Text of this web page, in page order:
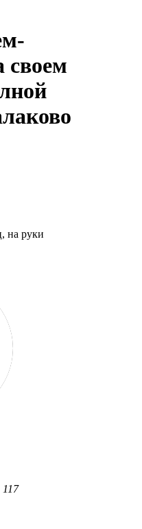
своем
на руки
117